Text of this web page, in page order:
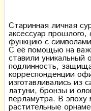
Старинная личная
аксессуар
функцию с
С её помощью на
ставили уникальный
подлинность,
корреспонденции
изготавливались из
латуни, бронзы и
перламутра. В
растительные